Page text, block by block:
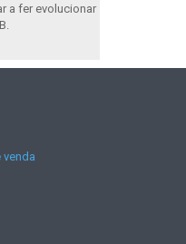
a fer evolucionar
venda